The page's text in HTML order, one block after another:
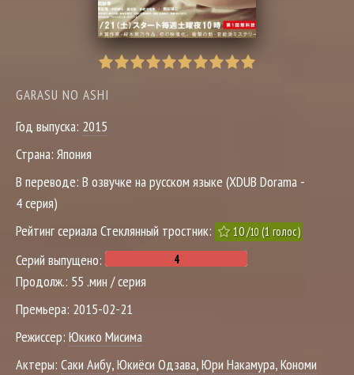
GARASU NO ASHI
Год выпуска: 2015
Страна: Япония
В переводе: В озвучке на русском языке (XDUB Dorama -
4 серия)
Рейтинг сериала Стеклянный тростник:
10/10(1 голос)
Серий выпущено:
Продолж.: 55 .мин / серия
Премьера: 2015-02-21
Режиссер: Юкико Мисима
Актеры: Саки Аибу,Юкиёси Одзава,Юри Накамура,Кономи